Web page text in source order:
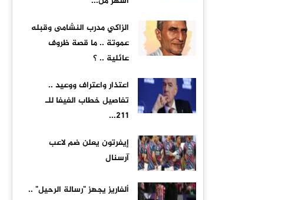
الزاكي مدرب النشامى وقبله
عموتة .. ما قصة ظروف
عائلية .. ؟
اعتذار واعتراف ووعيد ..
تفاصيل خطاب الفيفا للـ
211...
إيفرتون يعلن ضم لاعب
آرسنال
ألفاريز يجهز "رسالة الرحيل" ..